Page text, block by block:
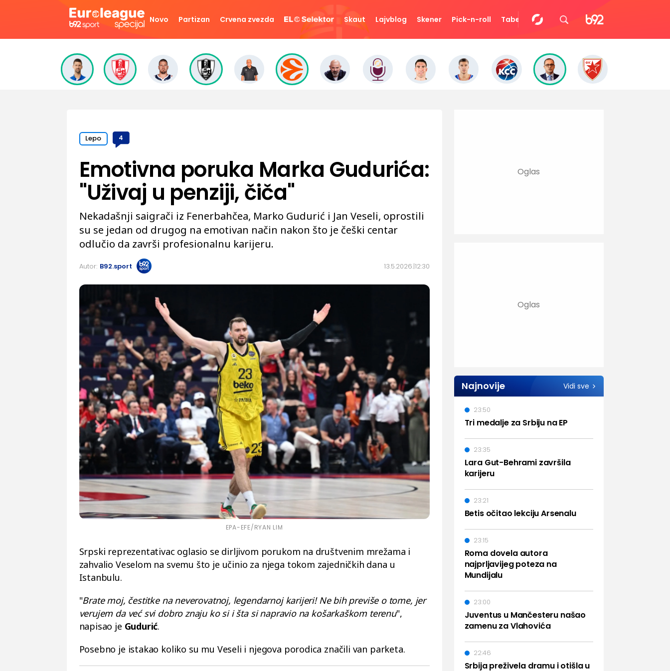
Novo Partizan Crvena zvezda Skaut Lajvblog Skener Pick-n-roll Tabela Video Eurocup
Lepo 4
13.5.2026. 12:30
Emotivna poruka Marka Gudurića:
"Uživaj u penziji, čiča"
Nekadašnji saigrači iz Fenerbahčea, Marko Gudurić i Jan Veseli, oprostili
su se jedan od drugog na emotivan način nakon što je češki centar
odlučio da završi profesionalnu karijeru.
Autor: B92.sport
EPA-EFE/RYAN LIM
Srpski reprezentativac oglasio se dirljivom porukom na društvenim mrežama i
zahvalio Veselom na svemu što je učinio za njega tokom zajedničkih dana u
Istanbulu.
"Brate moj, čestitke na neverovatnoj, legendarnoj karijeri! Ne bih previše o tome, jer
verujem da već svi dobro znaju ko si i šta si napravio na košarkaškom terenu",
napisao je Gudurić.
Posebno je istakao koliko su mu Veseli i njegova porodica značili van parketa.
Najnovije Vidi sve
Tri medalje za Srbiju na EP
23:50
Lara Gut-Behrami završila
karijeru
23:35
Betis očitao lekciju Arsenalu
23:21
Roma dovela autora
najprljavijeg poteza na
Mundijalu
23:15
Juventus u Mančesteru našao
zamenu za Vlahovića
23:00
Srbija preživela dramu i otišla u
22:46